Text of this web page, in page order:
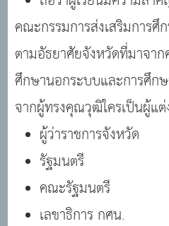
คณะกรรมการส่งเสริมการ
ตามอัธยาศัยจังหวัดที่มาจา
ศึกษานอกระบบและการศึก
จากผู้ทรงคุณวุฒิใครเป็นผู้แ
ผู้ว่าราชการจังหวัด
รัฐมนตรี
คณะรัฐมนตรี
เลขาธิการ กศน.